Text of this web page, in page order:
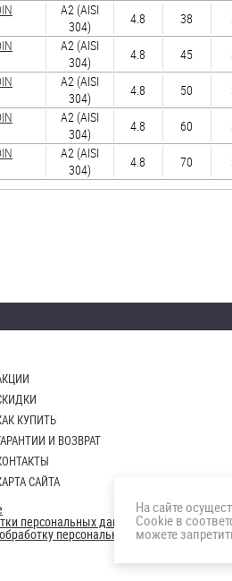
А2 (AISI
304)
4.8 38
А2 (AISI
304)
4.8 45
А2 (AISI
304)
4.8 50
А2 (AISI
304)
4.8 60
А2 (AISI
304)
4.8 70
КУПИТЬ
И ВОЗВРАТ
САЙТА
персональных данных
персональных данны
На сайте
Cookie в
можете